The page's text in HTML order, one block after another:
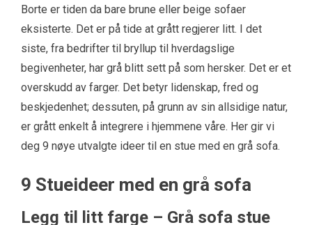
Borte er tiden da bare brune eller beige sofaer
eksisterte. Det er på tide at grått regjerer litt. I det
siste, fra bedrifter til bryllup til hverdagslige
begivenheter, har grå blitt sett på som hersker. Det er et
overskudd av farger. Det betyr lidenskap, fred og
beskjedenhet; dessuten, på grunn av sin allsidige natur,
er grått enkelt å integrere i hjemmene våre. Her gir vi
deg 9 nøye utvalgte ideer til en stue med en grå sofa.
9 Stueideer med en grå sofa
Legg til litt farge – Grå sofa stue